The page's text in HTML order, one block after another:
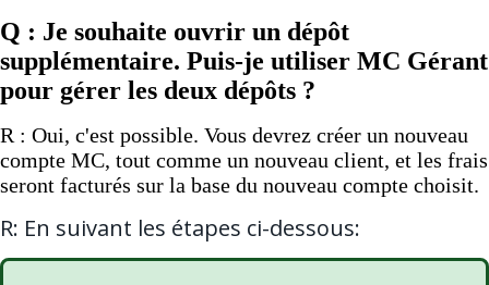
Q : Je souhaite ouvrir un dépôt
supplémentaire. Puis-je utiliser MC Gérant
pour gérer les deux dépôts ?
R : Oui, c'est possible. Vous devrez créer un nouveau
compte MC, tout comme un nouveau client, et les frais
seront facturés sur la base du nouveau compte choisit.
R: En suivant les étapes ci-dessous: